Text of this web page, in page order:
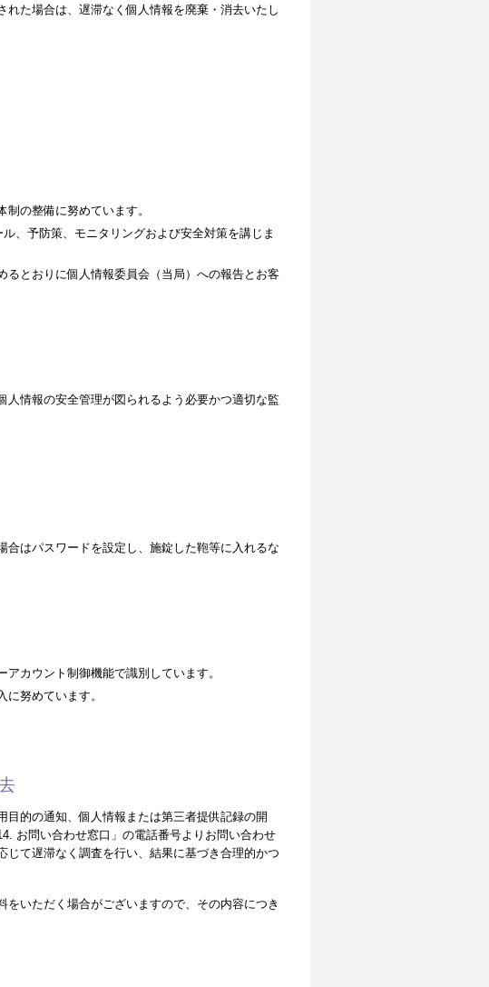
た場合は、遅滞なく個人情報を廃棄・消去いたし
の整備に努めています。
、予防策、モニタリングおよび安全対策を講じま
とおりに個人情報委員会（当局）への報告とお客
情報の安全管理が図られるよう必要かつ適切な監
はパスワードを設定し、施錠した鞄等に入れるな
カウント制御機能で識別しています。
努めています。
的の通知、個人情報または第三者提供記録の開
お問い合わせ窓口」の電話番号よりお問い合わせ
て遅滞なく調査を行い、結果に基づき合理的かつ
いただく場合がございますので、その内容につき